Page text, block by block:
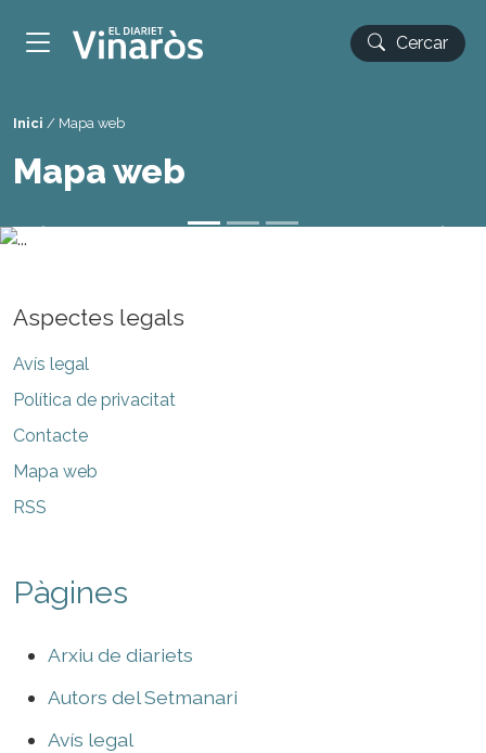
Cercar
Inici / Mapa web
Mapa web
Aspectes legals
Avís legal
Política de privacitat
Contacte
Mapa web
RSS
Pàgines
Arxiu de diariets
Autors del Setmanari
Avís legal